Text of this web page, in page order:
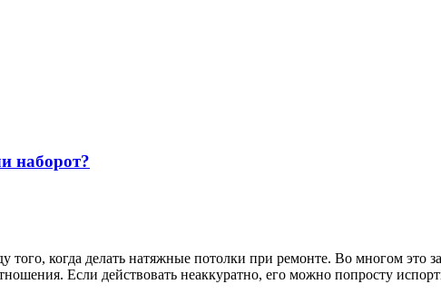
наборот?
того, когда делать натяжные потолки при ремонте. Во многом
Если действовать неаккуратно, его можно попросту